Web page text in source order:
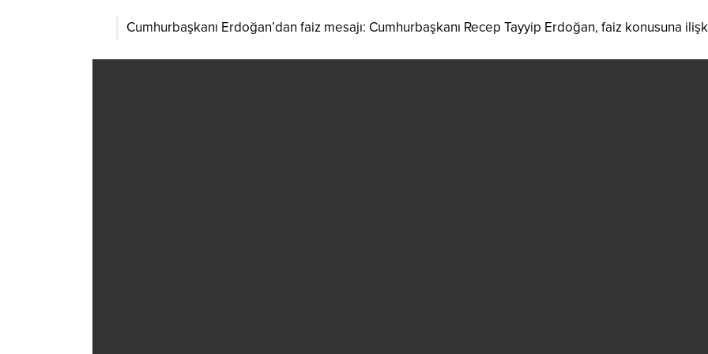
Cumhurbaşkanı Erdoğan’dan faiz mesajı: Cumhurbaşkanı Recep Tayyip Erdoğan, faiz konusuna